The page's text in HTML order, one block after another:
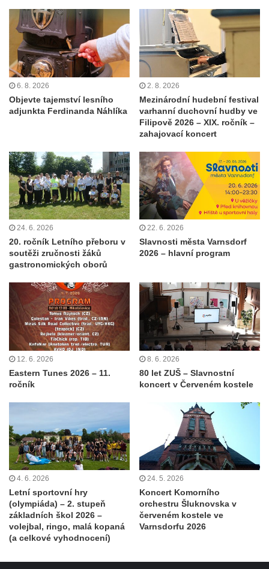
6. 8. 2026
Objevte tajemství lesního
adjunkta Ferdinanda Náhlíka
2. 8. 2026
Mezinárodní hudební festival
varhanní duchovní hudby ve
Filipově 2026 – XIX. ročník –
zahajovací koncert
24. 6. 2026
20. ročník Letního přeboru v
soutěži zručnosti žáků
gastronomických oborů
22. 6. 2026
Slavnosti města Varnsdorf
2026 – hlavní program
12. 6. 2026
Eastern Tunes 2026 – 11.
ročník
8. 6. 2026
80 let ZUŠ – Slavnostní
koncert v Červeném kostele
4. 6. 2026
Letní sportovní hry
(olympiáda) – 2. stupeň
základních škol 2026 –
volejbal, ringo, malá kopaná
(a celkové vyhodnocení)
24. 5. 2026
Koncert Komorního
orchestru Šluknovska v
červeném kostele ve
Varnsdorfu 2026